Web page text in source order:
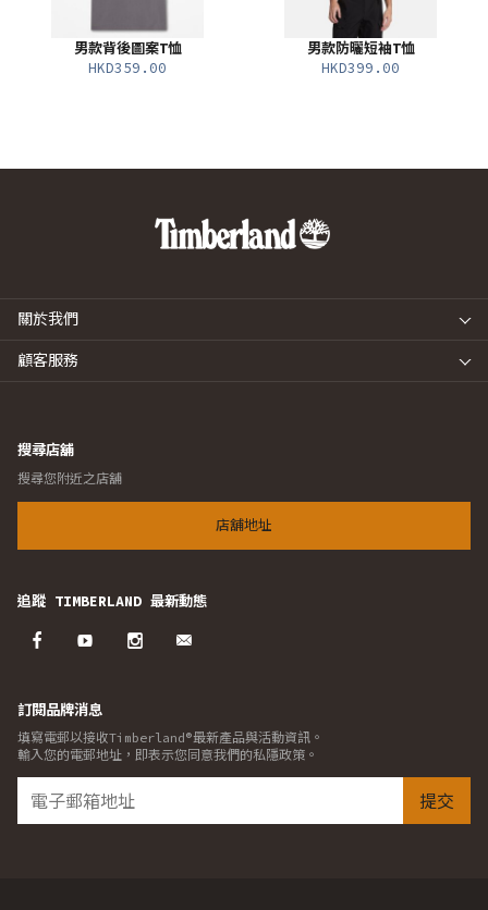
男款背後圖案T恤
HKD359.00
男款防曬短袖T恤
HKD399.00
關於我們
顧客服務
搜尋店舖
搜尋您附近之店舖
店舖地址
追蹤 TIMBERLAND 最新動態
訂閱品牌消息
填寫電郵以接收Timberland®最新產品與活動資訊。
輸入您的電郵地址，即表示您同意我們的私隱政策。
提交